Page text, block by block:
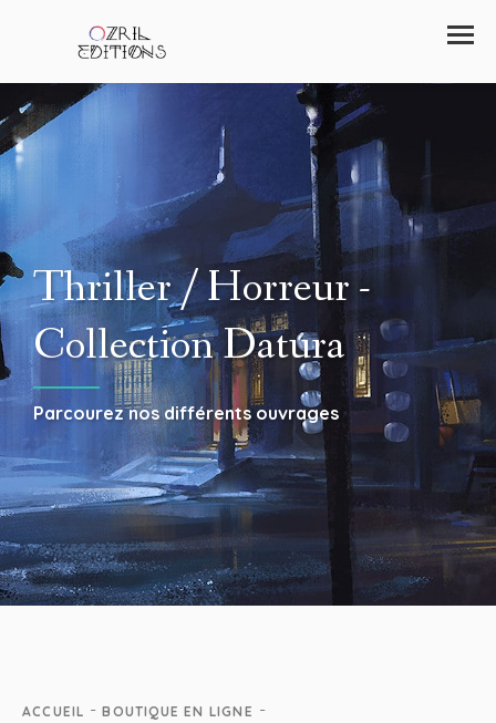
Thriller / Horreur -
Collection Datura
Parcourez nos différents ouvrages
ACCUEIL - BOUTIQUE EN LIGNE -